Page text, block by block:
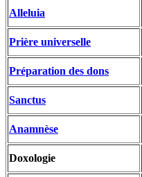
Alleluia
Prière universelle
Préparation des dons
Sanctus
Anamnèse
Doxologie